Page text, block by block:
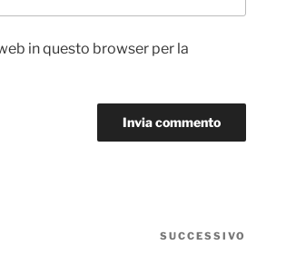
in questo browser per la
SUCCESSIVO